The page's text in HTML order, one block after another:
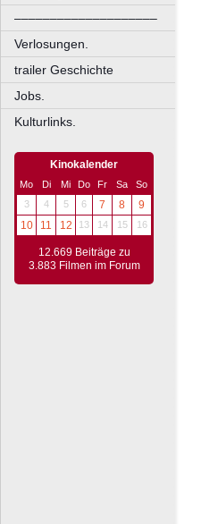
––––––––––––––––––––
Verlosungen.
trailer Geschichte
Jobs.
Kulturlinks.
Kinokalender
Mo Di Mi Do Fr Sa
So
3
4 5 6 7 8
9
10
11 12 13 14 15 16
12.669 Beiträge zu
3.883 Filmen im Forum